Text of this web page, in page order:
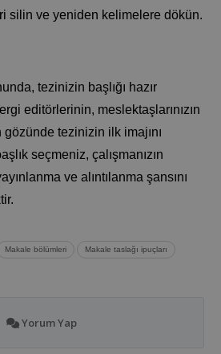
silin ve yeniden kelimelere dökün.
tezinizin başlığı hazır
editörlerinin, meslektaşlarınızın
tezinizin ilk imajını
seçmeniz, çalışmanızın
ve alıntılanma şansını
Makale bölümleri Makale taslağı ipuçları
Yorum Yap